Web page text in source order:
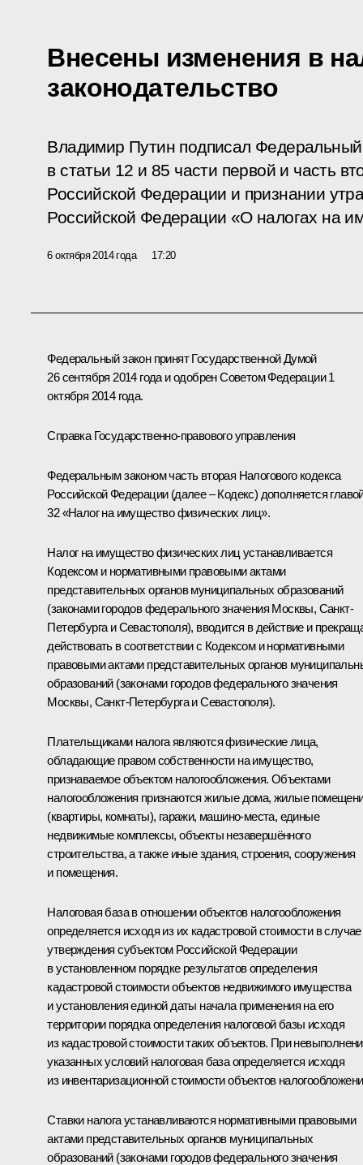
Внесены изменения в
законодательство
Владимир Путин подписал
в статьи 12 и 85 части первой и часть
Российской Федерации и признании
Российской Федерации «О налогах на
6 октября 2014 года 17:20
Федеральный закон принят Государственной Думой
26 сентября 2014 года и одобрен Советом Федерации 1
октября 2014 года.
Справка Государственно-правового управления
Федеральным законом часть вторая Налогового кодекса
Российской Федерации (далее – Кодекс) дополняется
32 «Налог на имущество физических лиц».
Налог на имущество физических лиц устанавливается
Кодексом и нормативными правовыми актами
представительных органов муниципальных образований
(законами городов федерального значения Москвы, Санкт-
Петербурга и Севастополя), вводится в действие и
действовать в соответствии с Кодексом и нормативными
правовыми актами представительных органов
образований (законами городов федерального значения
Москвы, Санкт-Петербурга и Севастополя).
Плательщиками налога являются физические лица,
обладающие правом собственности на имущество,
признаваемое объектом налогообложения. Объектами
налогообложения признаются жилые дома, жилые
(квартиры, комнаты), гаражи, машино-места, единые
недвижимые комплексы, объекты незавершённого
строительства, а также иные здания, строения, сооружения
и помещения.
Налоговая база в отношении объектов налогообложения
определяется исходя из их кадастровой стоимости в случае
утверждения субъектом Российской Федерации
в установленном порядке результатов определения
кадастровой стоимости объектов недвижимого имущества
и установления единой даты начала применения на его
территории порядка определения налоговой базы исходя
из кадастровой стоимости таких объектов. При
указанных условий налоговая база определяется исходя
из инвентаризационной стоимости объектов
Ставки налога устанавливаются нормативными правовыми
актами представительных органов муниципальных
образований (законами городов федерального значения